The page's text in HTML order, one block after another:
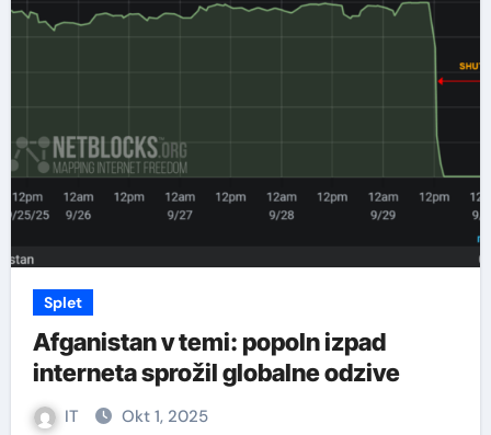
Splet
Afganistan v temi: popoln izpad
interneta sprožil globalne odzive
IT Okt 1, 2025